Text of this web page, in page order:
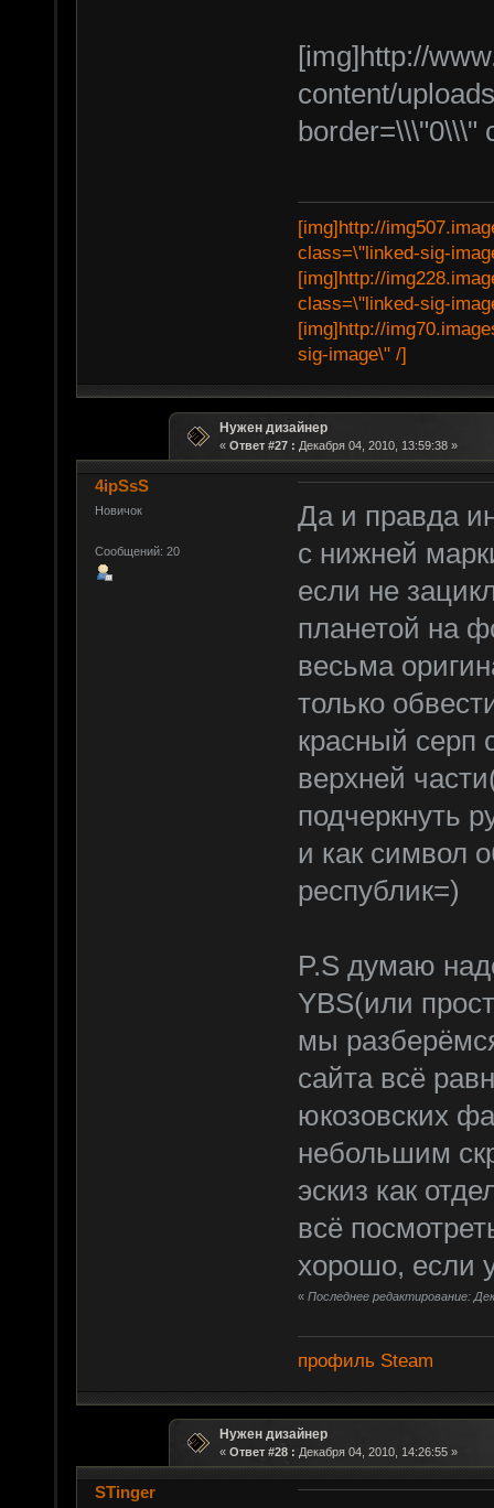
[img]http://
content/
border=\\\"0\\\"
[img]http://
class=\"linked-sig-
[img]http://
class=\"linked-sig-
[img]http://
sig-image\" /]
Нужен дизайнер
« Ответ #27 : Декабря 04, 2010, 13:59:38 »
4ipSsS
Новичок
Сообщений: 20
Да и правда
с нижней
если не
планетой на
весьма
только
красный
верхней
подчеркнуть
и как символ
республик=)
P.S думаю
YBS(или
мы
сайта всё
юкозовских
небольшим
эскиз как
всё
хорошо, если
« Последнее редактирование:
профиль Steam
Нужен дизайнер
« Ответ #28 : Декабря 04, 2010, 14:26:55 »
STinger